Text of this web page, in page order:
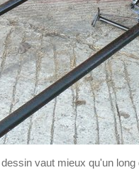
vaut mieux qu'un long